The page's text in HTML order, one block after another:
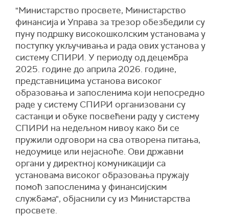
"Министарство просвете, Министарство
финансија и Управа за трезор обезбедили су
пуну подршку високошколским установама у
поступку укључивања и рада ових установа у
систему СПИРИ. У периоду од децембра
2025. године до априла 2026. године,
представницима установа високог
образовања и запосленима који непосредно
раде у систему СПИРИ организовани су
састанци и обуке посвећени раду у систему
СПИРИ на недељном нивоу како би се
пружили одговори на сва отворена питања,
недоумице или нејасноће. Ови државни
органи у директној комуникацији са
установама високог образовања пружају
помоћ запосленима у финансијским
службама", објаснили су из Министарства
просвете.